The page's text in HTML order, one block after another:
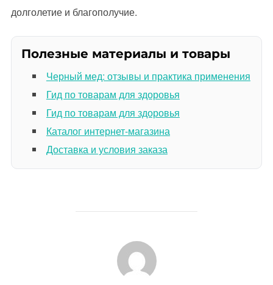
долголетие и благополучие.
Полезные материалы и товары
Черный мед: отзывы и практика применения
Гид по товарам для здоровья
Гид по товарам для здоровья
Каталог интернет-магазина
Доставка и условия заказа
АВТОР ЗАПИСИ